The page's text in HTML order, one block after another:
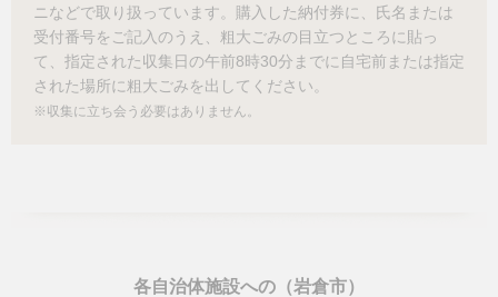
ニなどで取り扱っています。購入した納付券に、氏名または
受付番号をご記入のうえ、粗大ごみの目立つところに貼っ
て、指定された収集日の午前8時30分までに自宅前または指定
された場所に粗大ごみを出してください。
※収集に立ち会う必要はありません。
各自治体施設への（岩倉市）